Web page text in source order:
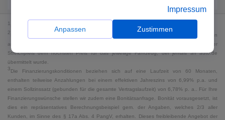
1
2 Bei dem Streichpreis handelt es sich für Neufahrzeuge und junge Gebrauchte um den
an auto.de übermittelten Listenpreis. Für alle anderen Fahrzeuge entspricht der
Streichpreis dem höchsten Preis für das jeweilige Fahrzeug, der jemals an auto.de
übermittelt wurde.
3Die Finanzierungskonditionen beziehen sich auf eine Laufzeit von 60 Monaten,
enthalten teilweise Anzahlungen bei einem effektiven Jahreszins von 6,99% p.a. und
einem Sollzinssatz (gebunden für die gesamte Vertragslaufzeit) von 6,78% p. a.. Für Ihre
Finanzierungswünsche stellen wir zudem eine Bonitätsanfrage. Bonität vorausgesetzt, ist
dies ein repräsentatives Berechnungsbeispiel gem. der Angaben, welches 2/3 aller
Kunden, im Sinne des § 17a Abs. 4 PangV, erhalten. Dieses freibleibende Angebot der
anpassen. Dies ist auch später jederzeit im Bereich
Cookie-Richtliniemöglich. Weitere Informationen finden
Sie in unsererDatenschutzerklärung .
Impressum
Anpassen Zustimmen